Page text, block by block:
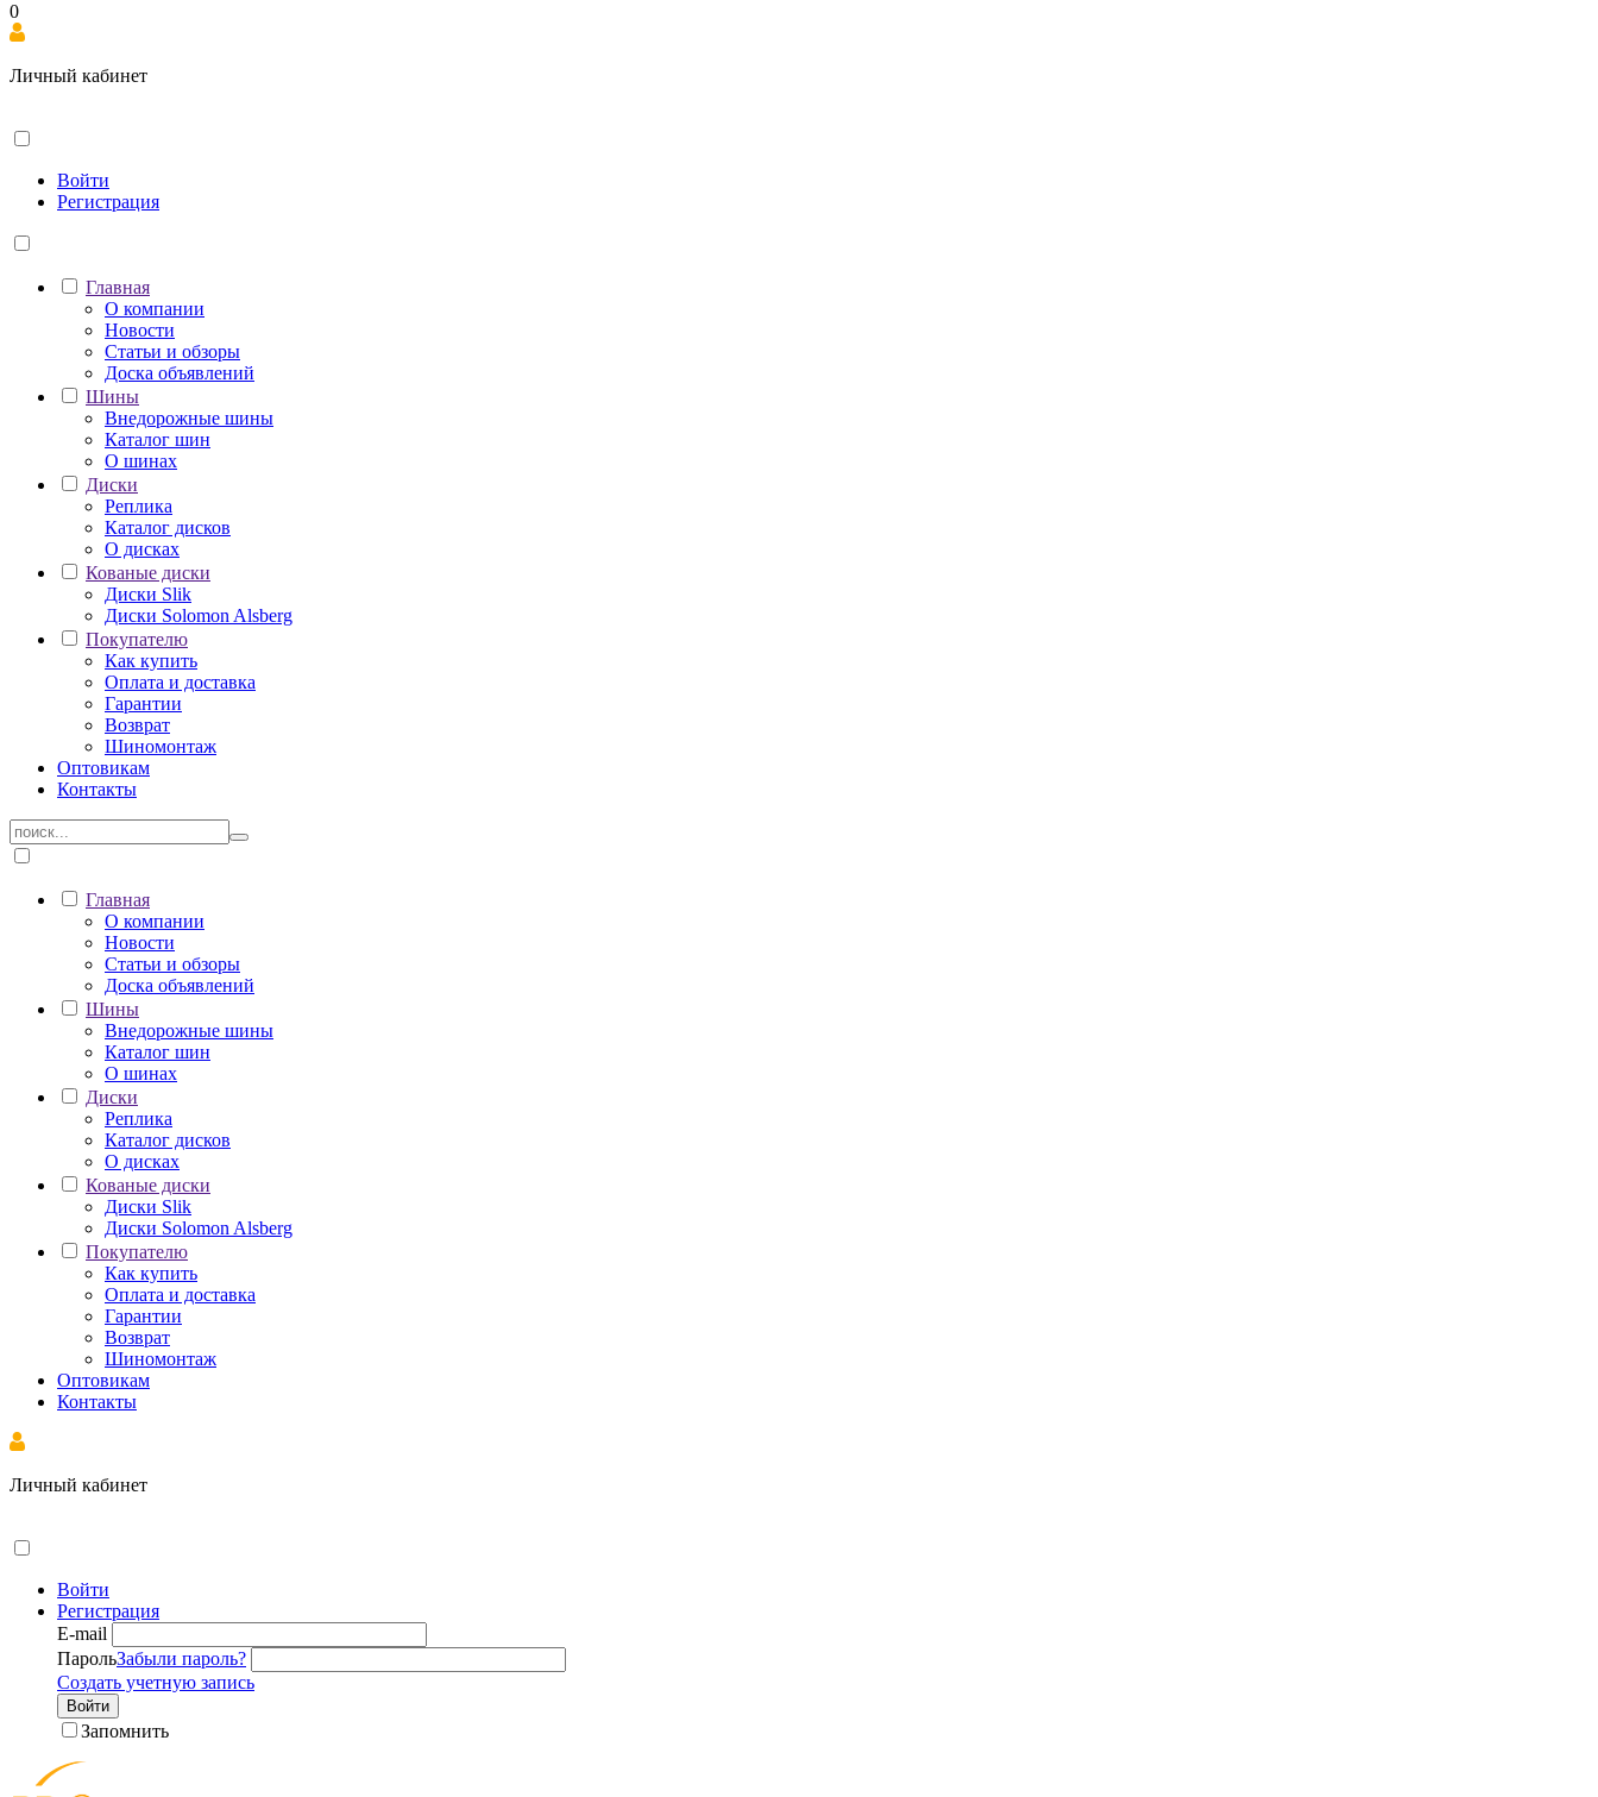
0
Личный кабинет
Войти
Регистрация
Главная
О компании
Новости
Статьи и обзоры
Доска объявлений
Шины
Внедорожные шины
Каталог шин
О шинах
Диски
Реплика
Каталог дисков
О дисках
Кованые диски
Диски Slik
Диски Solomon Alsberg
Покупателю
Как купить
Оплата и доставка
Гарантии
Возврат
Шиномонтаж
Оптовикам
Контакты
Главная
О компании
Новости
Статьи и обзоры
Доска объявлений
Шины
Внедорожные шины
Каталог шин
О шинах
Диски
Реплика
Каталог дисков
О дисках
Кованые диски
Диски Slik
Диски Solomon Alsberg
Покупателю
Как купить
Оплата и доставка
Гарантии
Возврат
Шиномонтаж
Оптовикам
Контакты
Личный кабинет
Войти
Регистрация
E-mail
ПарольЗабыли пароль?
Создать учетную запись
Войти
Запомнить